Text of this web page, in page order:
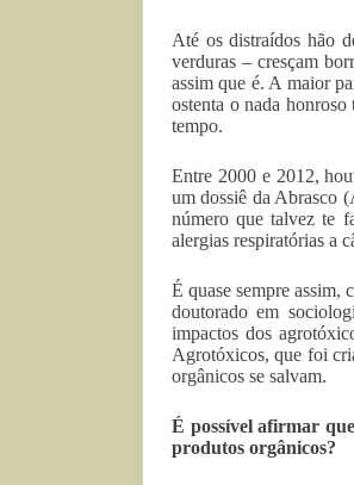
Até os distraídos hão
verduras – cresçam
assim que é. A maior
ostenta o nada
tempo.
Entre 2000 e 2012,
um dossiê da Abrasco
número que talvez te
alergias respiratórias a
É quase sempre
doutorado em
impactos dos
Agrotóxicos, que foi
orgânicos se salvam.
É possível afirmar
produtos orgânicos?